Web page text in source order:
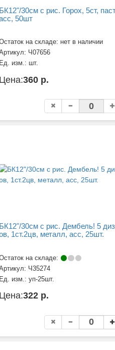
БК12"/30см с рис. Горох, 5ст,
50шт
на складе: нет в наличии
Ч07656
Ед. изм.: шт.
Цена:360 р.
БК12"/30см с рис. Дембель! 5
1ст.2цв, металл, асс, 25шт.
на складе:
Ч35274
Ед. изм.: уп-25шт.
Цена:322 р.